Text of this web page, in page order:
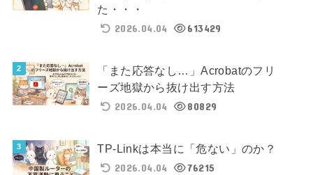
た・・・
2026.04.04
613429
「また応答なし…」Acrobatのフリ
ーズ地獄から抜け出す方法
2026.04.04
80829
TP-Linkは本当に「危ない」のか？
2026.04.04
76215